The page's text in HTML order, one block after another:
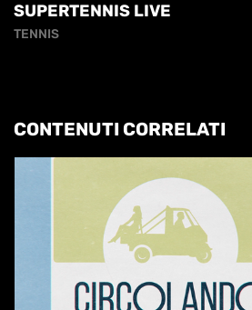
SUPERTENNIS LIVE
TENNIS
CONTENUTI CORRELATI